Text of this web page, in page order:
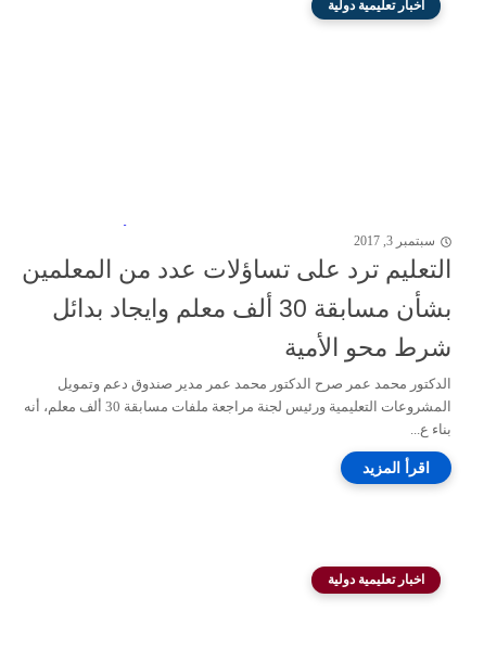
اخبار تعليمية دولية
سبتمبر 3, 2017
التعليم ترد على تساؤلات عدد من المعلمين
بشأن مسابقة 30 ألف معلم وايجاد بدائل
شرط محو الأمية
الدكتور محمد عمر صرح الدكتور محمد عمر مدير صندوق دعم وتمويل
المشروعات التعليمية ورئيس لجنة مراجعة ملفات مسابقة 30 ألف معلم، أنه
بناء ع...
اخبار تعليمية دولية